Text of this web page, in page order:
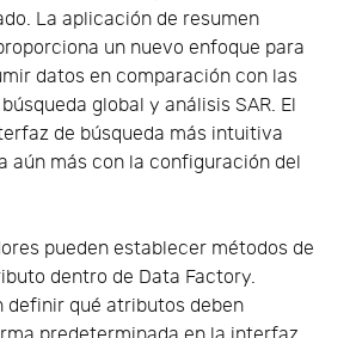
La aplicación de resumen
un nuevo enfoque para
datos en comparación con las
global y análisis SAR. El
de búsqueda más intuitiva
aún más con la configuración del
pueden establecer métodos de
dentro de Data Factory.
definir qué atributos deben